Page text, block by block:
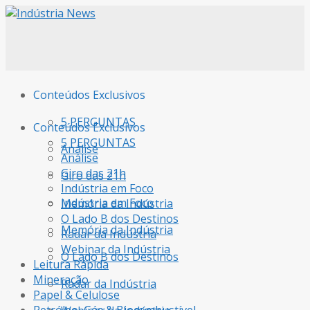
Conteúdos Exclusivos
5 PERGUNTAS
Análise
Giro das 21h
Indústria em Foco
Memória da Indústria
O Lado B dos Destinos
Radar da Indústria
Conteúdos Exclusivos
5 PERGUNTAS
Análise
Giro das 21h
Indústria em Foco
Memória da Indústria
O Lado B dos Destinos
Radar da Indústria
Webinar da Indústria
Leitura Rápida
Mineração
Papel & Celulose